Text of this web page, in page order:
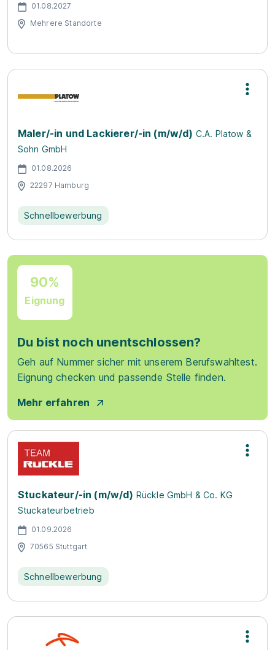
01.08.2027
Mehrere Standorte
Maler/-in und Lackierer/-in (m/w/d) C.A. Platow &
Sohn GmbH
01.08.2026
22297 Hamburg
Schnellbewerbung
90%
Eignung
Du bist noch unentschlossen?
Geh auf Nummer sicher mit unserem Berufswahltest.
Eignung checken und passende Stelle finden.
Mehr erfahren
Stuckateur/-in (m/w/d) Rückle GmbH & Co. KG
Stuckateurbetrieb
01.09.2026
70565 Stuttgart
Schnellbewerbung